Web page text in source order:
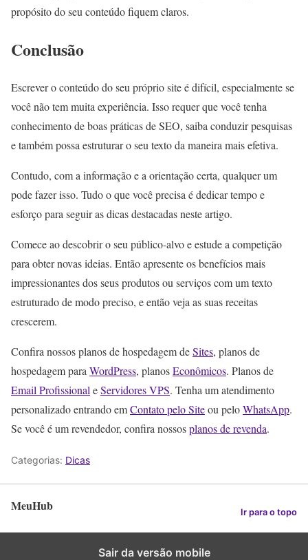
propósito do seu conteúdo fiquem claros.
Conclusão
Escrever o conteúdo do seu próprio site é difícil, especialmente se
você não tem muita experiência. Isso requer que você tenha
conhecimento de boas práticas de SEO, saiba conduzir pesquisas
e também possa estruturar o seu texto da maneira mais efetiva.
Contudo, com a informação e a orientação certa, qualquer um
pode fazer isso. Tudo o que você precisa é dedicar tempo e
esforço para seguir as dicas destacadas neste artigo.
Comece ao descobrir o seu público-alvo e estude a competição
para obter novas ideias. Então apresente os benefícios mais
impressionantes dos seus produtos ou serviços com um texto
estruturado de modo preciso, e então veja as suas receitas
crescerem.
Confira nossos planos de hospedagem deSites, planos de
hospedagem para WordPress, planosEconômicos. Planos de
Email Profissional eServidores VPS. Tenha um atendimento
personalizado entrando emContato pelo Siteou peloWhatsApp.
Se você é um revendedor, confira nossosplanos de revenda.
Categorias: Dicas
MeuHub Ir para o topo
Sair da versão mobile